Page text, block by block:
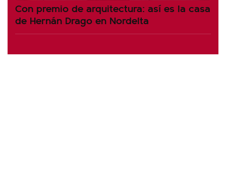
Con premio de arquitectura: así es la casa
de Hernán Drago en Nordelta